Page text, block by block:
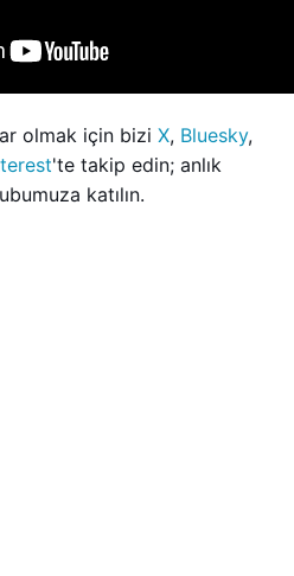
olmak için bizi X, Bluesky,
'te takip edin; anlık
katılın.